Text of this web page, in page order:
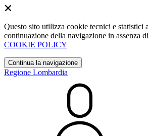
Questo sito utilizza cookie tecnici e
continuazione della navigazione in assenza
COOKIE POLICY
Continua la navigazione
Regione Lombardia